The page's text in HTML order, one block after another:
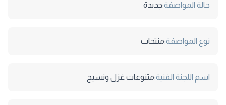
حالة المواصفة:جديدة
نوع المواصفة:منتجات
اسم اللجنة الفنية:متنوعات غزل ونسيج